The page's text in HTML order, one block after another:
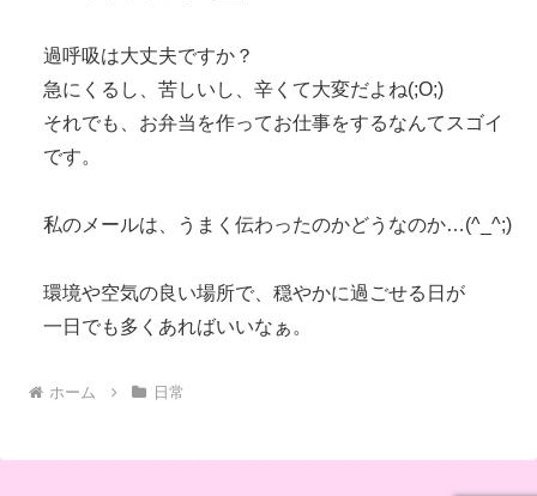
過呼吸は大丈夫ですか？
急にくるし、苦しいし、辛くて大変だよね(;O;)
それでも、お弁当を作ってお仕事をするなんてスゴイ
です。
私のメールは、うまく伝わったのかどうなのか…(^_^;)
環境や空気の良い場所で、穏やかに過ごせる日が
一日でも多くあればいいなぁ。
ホーム 日常